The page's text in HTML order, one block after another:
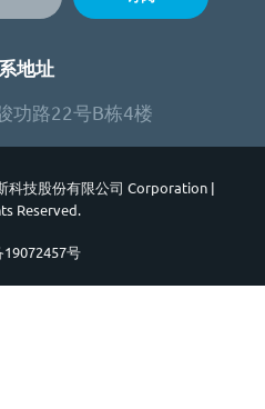
地址
功路22号B栋4楼
科技股份有限公司 Corporation |
Reserved.
19072457号